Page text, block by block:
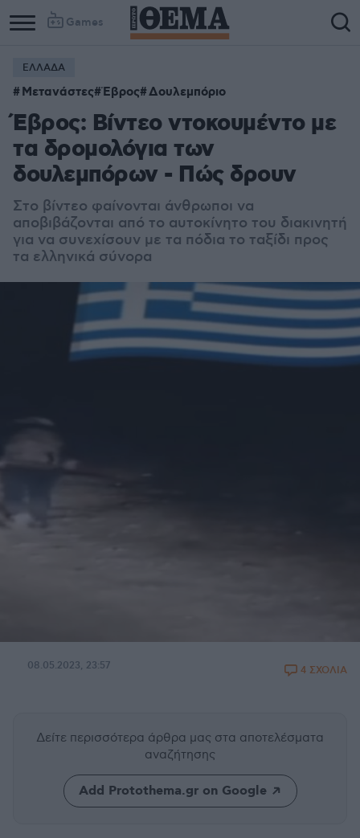
Games
ΕΛΛΑΔΑ
Μετανάστες Έβρος Δουλεμπόριο
Έβρος: Bίντεο ντοκουμέντο με
τα δρομολόγια των
δουλεμπόρων - Πώς δρουν
Στο βίντεο φαίνονται άνθρωποι να
αποβιβάζονται από το αυτοκίνητο του διακινητή
για να συνεχίσουν με τα πόδια το ταξίδι προς
τα ελληνικά σύνορα
08.05.2023, 23:57 4 ΣΧΟΛΙΑ
Δείτε περισσότερα άρθρα μας στα αποτελέσματα
αναζήτησης
Add Protothema.gr on Google